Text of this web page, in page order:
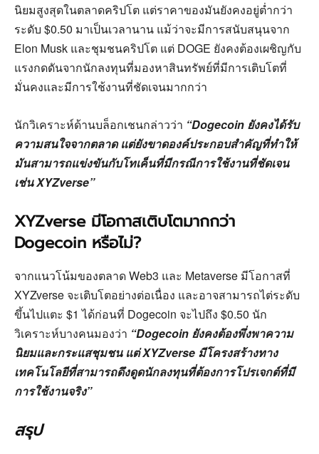
นิยมสูงสุดในตลาดคริปโต แต่ราคาของมันยังคงอยู่ต่ำกว่า
ระดับ $0.50 มาเป็นเวลานาน แม้ว่าจะมีการสนับสนุนจาก
Elon Musk และชุมชนคริปโต แต่ DOGE ยังคงต้องเผชิญกับ
แรงกดดันจากนักลงทุนที่มองหาสินทรัพย์ที่มีการเติบโตที่
มั่นคงและมีการใช้งานที่ชัดเจนมากกว่า
นักวิเคราะห์ด้านบล็อกเชนกล่าวว่า “Dogecoin ยังคงได้รับ
ความสนใจจากตลาด แต่ยังขาดองค์ประกอบสำคัญที่ทำให้
มันสามารถแข่งขันกับโทเค็นที่มีกรณีการใช้งานที่ชัดเจน
เช่น XYZverse”
XYZverse มีโอกาสเติบโตมากกว่า
Dogecoin หรือไม่?
จากแนวโน้มของตลาด Web3 และ Metaverse มีโอกาสที่
XYZverse จะเติบโตอย่างต่อเนื่อง และอาจสามารถไต่ระดับ
ขึ้นไปแตะ $1 ได้ก่อนที่ Dogecoin จะไปถึง $0.50 นัก
วิเคราะห์บางคนมองว่า “Dogecoin ยังคงต้องพึ่งพาความ
นิยมและกระแสชุมชน แต่ XYZverse มีโครงสร้างทาง
เทคโนโลยีที่สามารถดึงดูดนักลงทุนที่ต้องการโปรเจกต์ที่มี
การใช้งานจริง”
สรุป